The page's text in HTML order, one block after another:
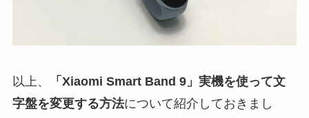
以上、
「Xiaomi Smart Band 9」実機を使って文
字盤を変更する方法について紹介しておきまし